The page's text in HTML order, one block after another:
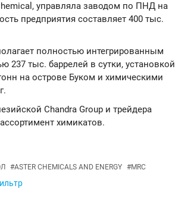
управляла заводом по ПНД на
предприятия составляет 400 тыс.
полностью интегрированным
тыс. баррелей в сутки, установкой
на острове Буком и химическими
Chandra Group и трейдера
химикатов.
#ASTER CHEMICALS AND ENERGY #MRC